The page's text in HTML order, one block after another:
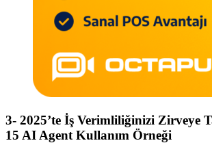
3- 2025’te İş Verimliliğinizi Zirveye
15 AI Agent Kullanım Örneği